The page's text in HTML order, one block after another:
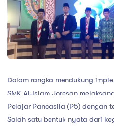
Dalam rangka mendukung
SMK Al-Islam Joresan
Pelajar Pancasila (P5) dengan
Salah satu bentuk nyata dari